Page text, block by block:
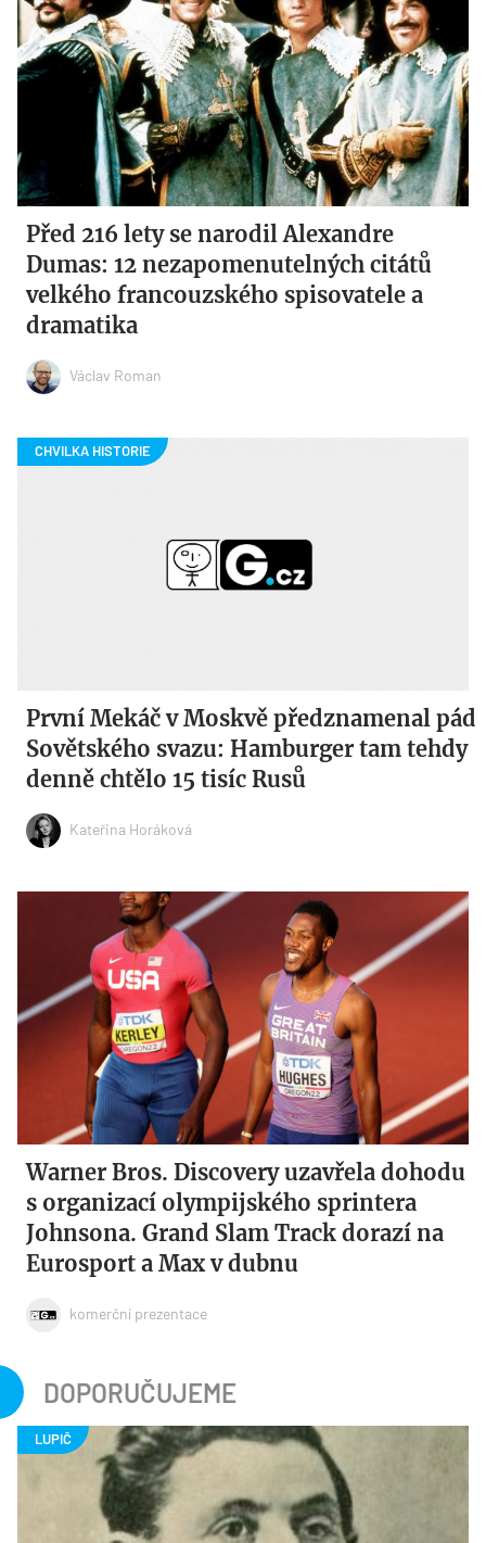
Před 216 lety se narodil Alexandre
Dumas: 12 nezapomenutelných citátů
velkého francouzského spisovatele a
dramatika
Václav Roman
První Mekáč v Moskvě předznamenal pád
Sovětského svazu: Hamburger tam tehdy
denně chtělo 15 tisíc Rusů
Kateřina Horáková
Warner Bros. Discovery uzavřela dohodu
s organizací olympijského sprintera
Johnsona. Grand Slam Track dorazí na
Eurosport a Max v dubnu
komerční prezentace
DOPORUČUJEME